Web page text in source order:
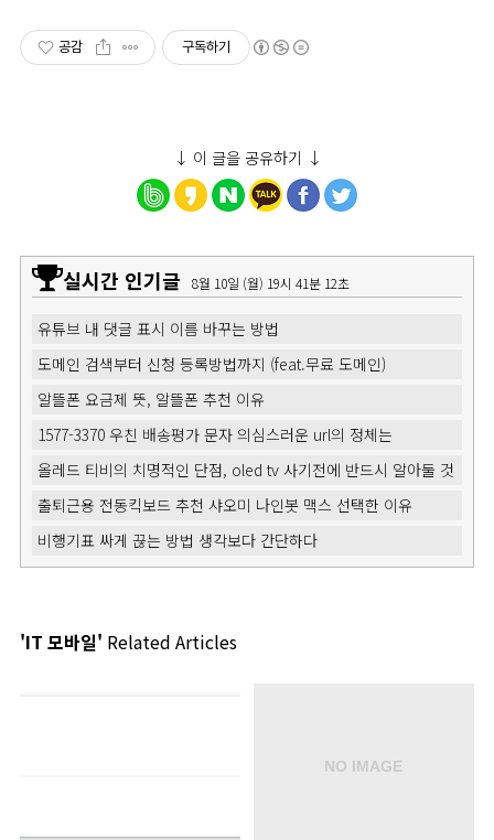
공감 구독하기
↓ 이 글을 공유하기 ↓
실시간 인기글 8월 10일 (월) 19시 41분 12초
유튜브 내 댓글 표시 이름 바꾸는 방법
도메인 검색부터 신청 등록방법까지 (feat.무료 도메인)
알뜰폰 요금제 뜻, 알뜰폰 추천 이유
1577-3370 우친 배송평가 문자 의심스러운 url의 정체는
올레드 티비의 치명적인 단점, oled tv 사기전에 반드시 알아둘 것
출퇴근용 전동킥보드 추천 샤오미 나인봇 맥스 선택한 이유
비행기표 싸게 끊는 방법 생각보다 간단하다
'IT 모바일' Related Articles